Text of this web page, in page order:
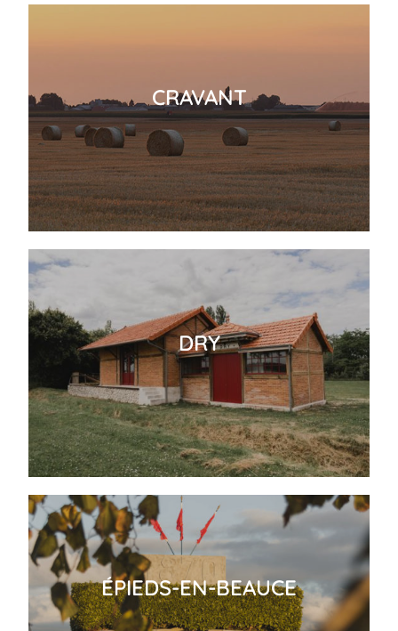
CRAVANT
DRY
ÉPIEDS-EN-BEAUCE